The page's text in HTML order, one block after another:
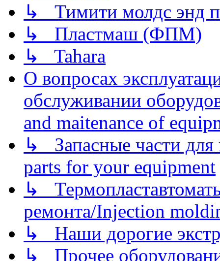
↳ Тимити молдс энд
↳ Пластмаш (ФПМ)
↳ Tahara
О вопросах
обслуживании
and maitenance of
↳ Запасные части для
parts for your equipment
↳
ремонта/Injection
↳ Наши дорогие
↳ Прочее